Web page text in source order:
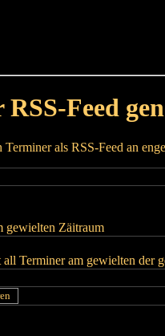
Feed
als RSS-Feed an
gewielten Zäitraum
Terminer am gewielten der